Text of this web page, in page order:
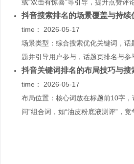
或“双击有惊喜”等引导，提升点赞评
抖音搜索排名的场景覆盖与持续
time：
2026-05-17
场景类型：综合搜索优化关键词，
题并引导用户参与，话题页排名与
抖音关键词排名的布局技巧与搜
time：
2026-05-17
布局位置：核心词放在标题前10字
问”组合词，如“油皮粉底液测评”，竞